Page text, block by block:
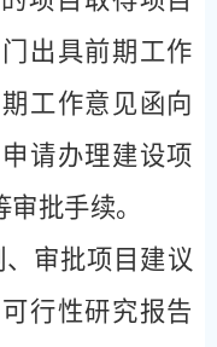
出具前期工作
工作意见函向
请办理建设项
批手续。
审批项目建议
行性研究报告